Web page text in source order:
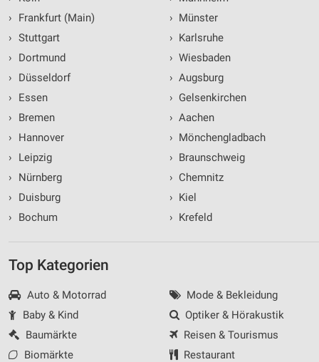
›
Frankfurt (Main)
› Stuttgart
›
Dortmund
›
Düsseldorf
›
Essen
›
Bremen
›
Hannover
›
Leipzig
›
Nürnberg
›
Duisburg
›
Bochum
› Münster
› Karlsruhe
› Wiesbaden
› Augsburg
› Gelsenkirchen
› Aachen
› Mönchengladbach
› Braunschweig
› Chemnitz
› Kiel
› Krefeld
Top Kategorien
Auto & Motorrad
Baby & Kind
Baumärkte
Biomärkte
Mode & Bekleidung
Optiker & Hörakustik
Reisen & Tourismus
Restaurant